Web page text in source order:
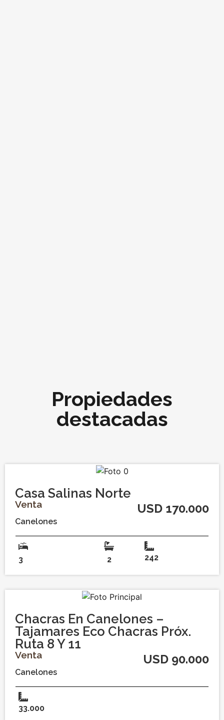
Propiedades
destacadas
Casa Salinas Norte
Venta USD 170.000
Canelones
3 2 242
Chacras En Canelones –
Tajamares Eco Chacras Próx.
Ruta 8 Y 11
Venta USD 90.000
Canelones
33.000